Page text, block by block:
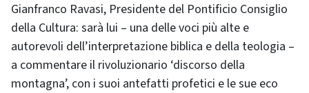
Gianfranco Ravasi, Presidente del Pontificio Consiglio
della Cultura: sarà lui ‒ una delle voci più alte e
autorevoli dell’interpretazione biblica e della teologia ‒
a commentare il rivoluzionario ‘discorso della
montagna’, con i suoi antefatti profetici e le sue eco